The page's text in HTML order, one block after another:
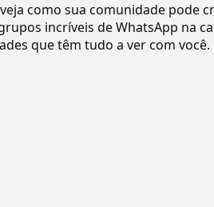
como sua comunidade pode
incríveis de WhatsApp na
que têm tudo a ver com você.